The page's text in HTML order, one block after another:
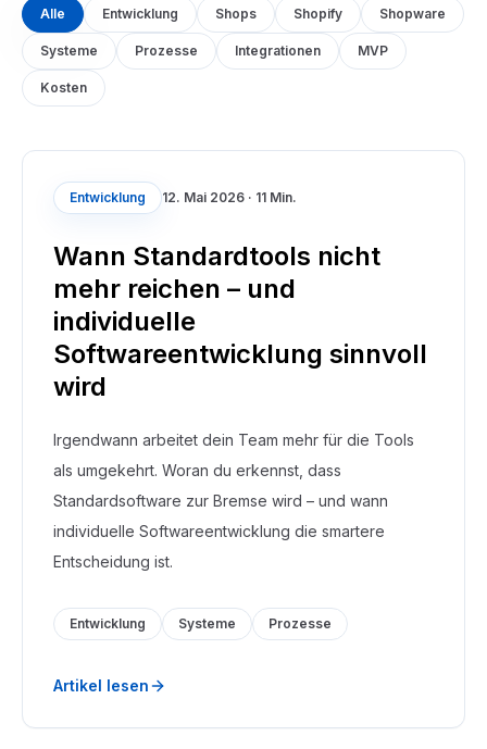
Alle Entwicklung Shops Shopify Shopware
Systeme Prozesse Integrationen MVP
Kosten
Entwicklung 12. Mai 2026 · 11 Min.
Wann Standardtools nicht
mehr reichen – und
individuelle
Softwareentwicklung sinnvoll
wird
Irgendwann arbeitet dein Team mehr für die Tools
als umgekehrt. Woran du erkennst, dass
Standardsoftware zur Bremse wird – und wann
individuelle Softwareentwicklung die smartere
Entscheidung ist.
Entwicklung Systeme Prozesse
Artikel lesen